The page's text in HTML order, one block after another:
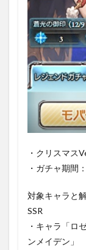
●2日
目
1.4
1日1
回10
連ガ
キャ
ンペ
ーン
目
1.5
回10
無料
キャ
・クリスマス
・ガチャ期
対象キャラと
SSR
・キャラ「ロ
ンメイデン」